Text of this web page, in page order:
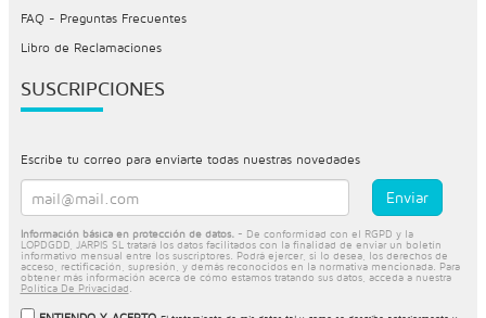
FAQ - Preguntas Frecuentes
Libro de Reclamaciones
SUSCRIPCIONES
Escribe tu correo para enviarte todas nuestras novedades
Información básica en protección de datos. - De conformidad con el RGPD y la
LOPDGDD, JARPIS SL tratará los datos facilitados con la finalidad de enviar un boletín
informativo mensual entre los suscriptores. Podrá ejercer, si lo desea, los derechos de
acceso, rectificación, supresión, y demás reconocidos en la normativa mencionada. Para
obtener más información acerca de cómo estamos tratando sus datos, acceda a nuestra
Política De Privacidad